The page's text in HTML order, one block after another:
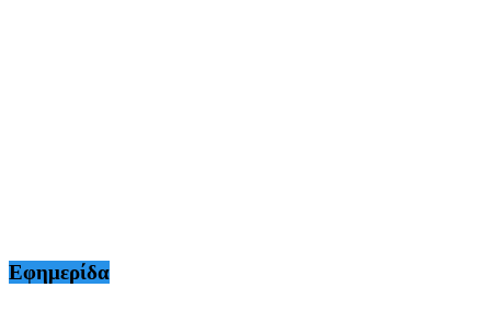
Εφημερίδα